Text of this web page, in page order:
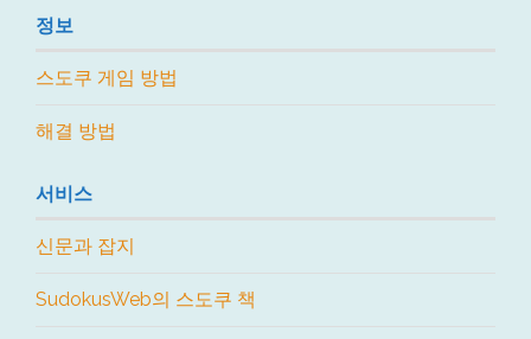
정보
스도쿠 게임 방법
해결 방법
서비스
신문과 잡지
SudokusWeb의 스도쿠 책